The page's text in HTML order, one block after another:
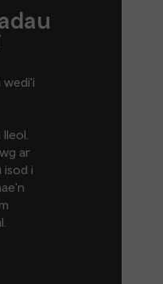
wedi'i
ar
isod i